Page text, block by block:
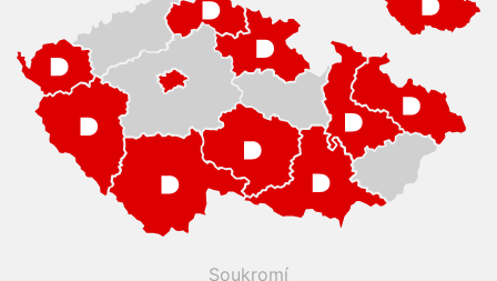
Soukromí